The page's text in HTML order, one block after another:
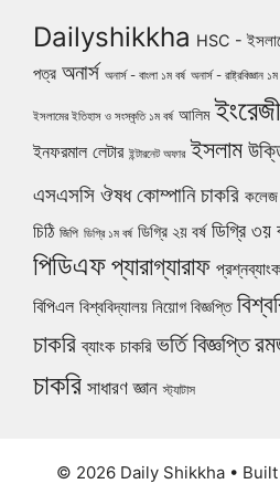
Dailyshikkha HSC -
পত্র অনার্স অনার্স - বাংলা ১ম বর্ষ অনার্স - রাষ্ট্রবিজ্ঞান ১ম
ইসলামের ইতিহাস ও সংস্কৃতি ১ম বর্ষ আলিম ইংরেজী
ইনফরমাল লেটার ইন্টারনেট অফার ইসলাম
এসএসসি ঔষধ কোম্পানি চাকরি কলেজ
চিঠি জিপি ডিগ্রি ১ম বর্ষ ডিগ্রি ২য় বর্ষ ডিগ্রি ৩য়
পিডিএফপ্যারাগ্যারাফ প্রশ্নব্যাংক
বিপিএল বিশ্ববিদ্যালয় নিয়োগ বিজ্ঞপ্তি
চাকরি ব্যাংক চাকরি ভর্তি বিজ্ঞপ্তি
চাকরি সাধারণ জ্ঞান স্ট্যাটাস
© 2026 Daily Shikkha •